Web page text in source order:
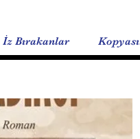
İz Bırakanlar